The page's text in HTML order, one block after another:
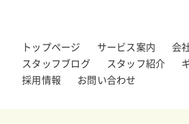
トップページ サービス案内
会
スタッフブログ
スタッフ紹介
採用情報
お問い合わせ